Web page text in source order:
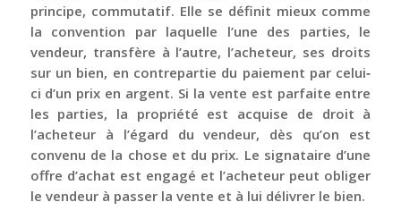
principe, commutatif. Elle se définit mieux comme
la convention par laquelle l’une des parties, le
vendeur, transfère à l’autre, l’acheteur, ses droits
sur un bien, en contrepartie du paiement par celui‐
ci d’un prix en argent. Si la vente est parfaite entre
les parties, la propriété est acquise de droit à
l’acheteur à l’égard du vendeur, dès qu’on est
convenu de la chose et du prix. Le signataire d’une
offre d’achat est engagé et l’acheteur peut obliger
le vendeur à passer la vente et à lui délivrer le bien.